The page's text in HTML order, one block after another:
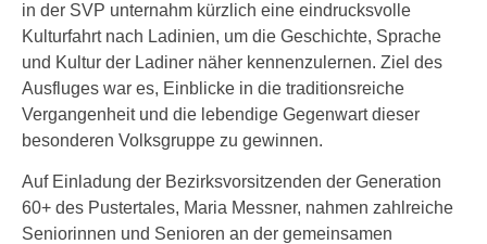
in der SVP unternahm kürzlich eine eindrucksvolle
Kulturfahrt nach Ladinien, um die Geschichte, Sprache
und Kultur der Ladiner näher kennenzulernen. Ziel des
Ausfluges war es, Einblicke in die traditionsreiche
Vergangenheit und die lebendige Gegenwart dieser
besonderen Volksgruppe zu gewinnen.
Auf Einladung der Bezirksvorsitzenden der Generation
60+ des Pustertales, Maria Messner, nahmen zahlreiche
Seniorinnen und Senioren an der gemeinsamen